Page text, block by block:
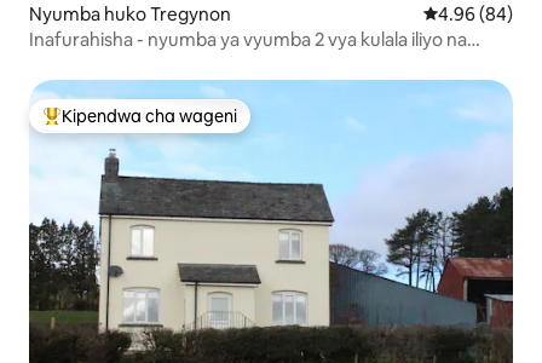
Nyumba huko Tregynon Ukadiriaji wa
4.96 (84)
Inafurahisha - nyumba ya vyumba 2 vya kulala iliyo na
Kipendwa maarufu cha wageni
Kipendwa cha wageni